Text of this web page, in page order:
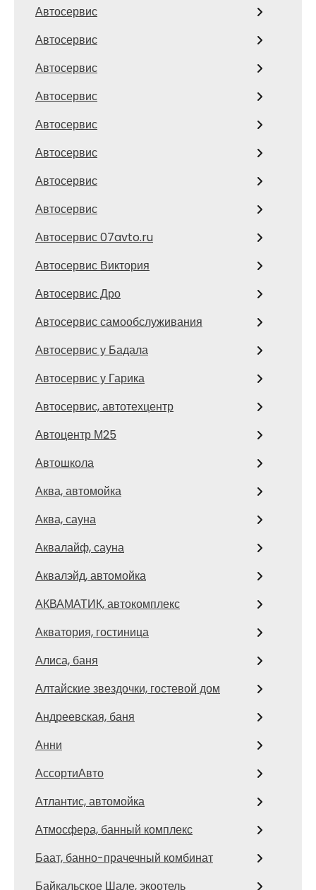
Автосервис
Автосервис
Автосервис
Автосервис
Автосервис
Автосервис
Автосервис
Автосервис
Автосервис 07avto.ru
Автосервис Виктория
Автосервис Дро
Автосервис самообслуживания
Автосервис у Бадала
Автосервис у Гарика
Автосервис, автотехцентр
Автоцентр М25
Автошкола
Аква, автомойка
Аква, сауна
Аквалайф, сауна
Аквалэйд, автомойка
АКВАМАТИК, автокомплекс
Акватория, гостиница
Алиса, баня
Алтайские звездочки, гостевой дом
Андреевская, баня
Анни
АссортиАвто
Атлантис, автомойка
Атмосфера, банный комплекс
Баат, банно-прачечный комбинат
Байкальское Шале, экоотель